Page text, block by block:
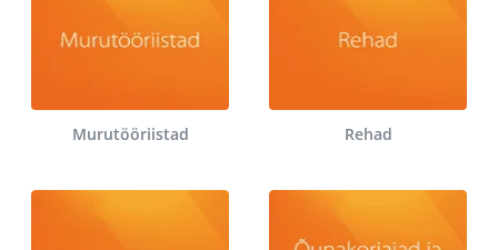
Murutööriistad Rehad